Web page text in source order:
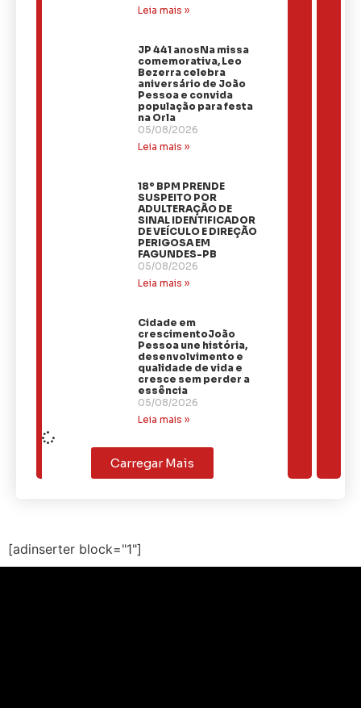
Leia mais »
JP 441 anosNa missa
comemorativa, Leo
Bezerra celebra
aniversário de João
Pessoa e convida
população para festa
na Orla
05/08/2026
Leia mais »
18º BPM PRENDE
SUSPEITO POR
ADULTERAÇÃO DE
SINAL IDENTIFICADOR
DE VEÍCULO E DIREÇÃO
PERIGOSA EM
FAGUNDES-PB
05/08/2026
Leia mais »
Cidade em
crescimentoJoão
Pessoa une história,
desenvolvimento e
qualidade de vida e
cresce sem perder a
essência
05/08/2026
Leia mais »
Carregar Mais
[adinserter block="1"]